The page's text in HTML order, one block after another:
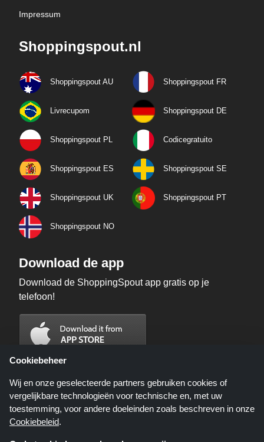
Impressum
Shoppingspout.nl
Shoppingspout AU Shoppingspout FR
Livrecupom Shoppingspout DE
Shoppingspout PL Codicegratuito
Shoppingspout ES Shoppingspout SE
Shoppingspout UK Shoppingspout PT
Shoppingspout NO
Download de app
Download de ShoppingSpout app gratis op je
telefoon!
Cookiebeheer
Wij en onze geselecteerde partners gebruiken cookies of
vergelijkbare technologieën voor technische en, met uw
toestemming, voor andere doeleinden zoals beschreven in onze
Cookiebeleid.